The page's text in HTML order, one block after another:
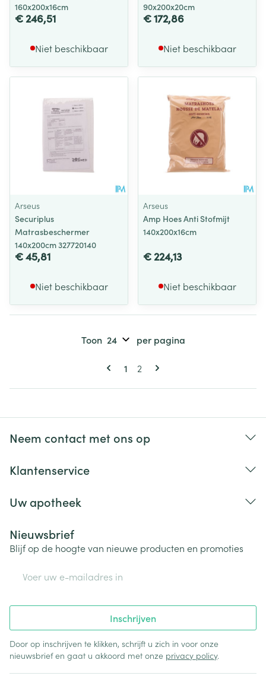
160x200x16cm
€ 246,51
Niet beschikbaar
90x200x20cm
€ 172,86
Niet beschikbaar
Arseus
Securiplus
Matrasbeschermer
140x200cm 327720140
€ 45,81
Niet beschikbaar
Arseus
Amp Hoes Anti Stofmijt
140x200x16cm
€ 224,13
Niet beschikbaar
Pagina's
U lees momenteel pagina
1 Pagina
2
Toon per pagina
Neem contact met ons op
Klantenservice
Uw apotheek
Nieuwsbrief
Blijf op de hoogte van nieuwe producten en promoties
Inschrijven
Door op inschrijven te klikken, schrijft u zich in voor onze
nieuwsbrief en gaat u akkoord met onze privacy policy.